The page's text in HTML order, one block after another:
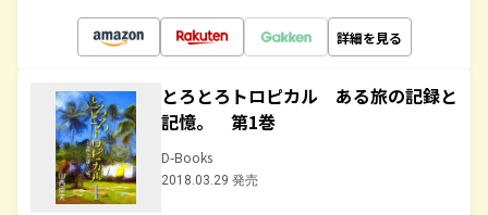
詳細を見る
とろとろトロピカル ある旅の記録と
記憶。 第1巻
D-Books
2018.03.29 発売